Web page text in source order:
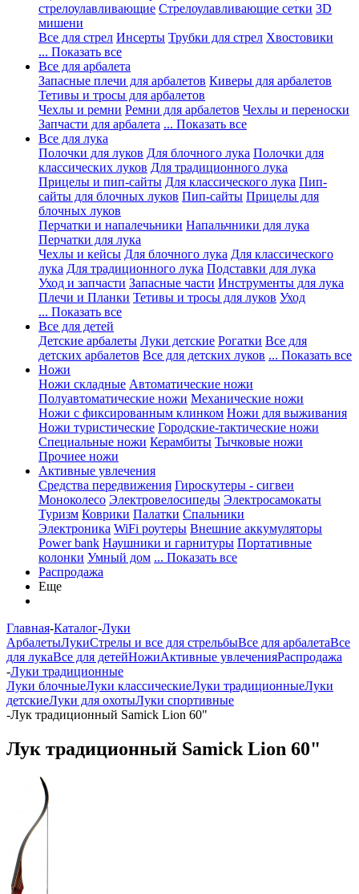
стрелоулавливающие Стрелоулавливающие сетки 3D
мишени
Все для стрел Инсерты Трубки для стрел Хвостовики
... Показать все
Все для арбалета
Запасные плечи для арбалетов Киверы для арбалетов
Тетивы и тросы для арбалетов
Чехлы и ремни Ремни для арбалетов Чехлы и переноски
Запчасти для арбалета ... Показать все
Все для лука
Полочки для луков Для блочного лука Полочки для
классических луков Для традиционного лука
Прицелы и пип-сайты Для классического лука Пип-
сайты для блочных луков Пип-сайты Прицелы для
блочных луков
Перчатки и напалечьники Напальчники для лука
Перчатки для лука
Чехлы и кейсы Для блочного лука Для классического
лука Для традиционного лука Подставки для лука
Уход и запчасти Запасные части Инструменты для лука
Плечи и Планки Тетивы и тросы для луков Уход
... Показать все
Все для детей
Детские арбалеты Луки детские Рогатки Все для
детских арбалетов Все для детских луков ... Показать все
Ножи
Ножи складные Автоматические ножи
Полуавтоматические ножи Механические ножи
Ножи с фиксированным клинком Ножи для выживания
Ножи туристические Городские-тактические ножи
Специальные ножи Керамбиты Тычковые ножи
Прочиее ножи
Активные увлечения
Средства передвижения Гироскутеры - сигвеи
Моноколесо Электровелосипеды Электросамокаты
Туризм Коврики Палатки Спальники
Электроника WiFi роутеры Внешние аккумуляторы
Power bank Наушники и гарнитуры Портативные
колонки Умный дом ... Показать все
Распродажа
Еще
Главная-Каталог-Луки
АрбалетыЛукиСтрелы и все для стрельбыВсе для арбалетаВсе
для лукаВсе для детейНожиАктивные увлеченияРаспродажа
-Луки традиционные
Луки блочныеЛуки классическиеЛуки традиционныеЛуки
детскиеЛуки для охотыЛуки спортивные
-Лук традиционный Samick Lion 60"
Лук традиционный Samick Lion 60"